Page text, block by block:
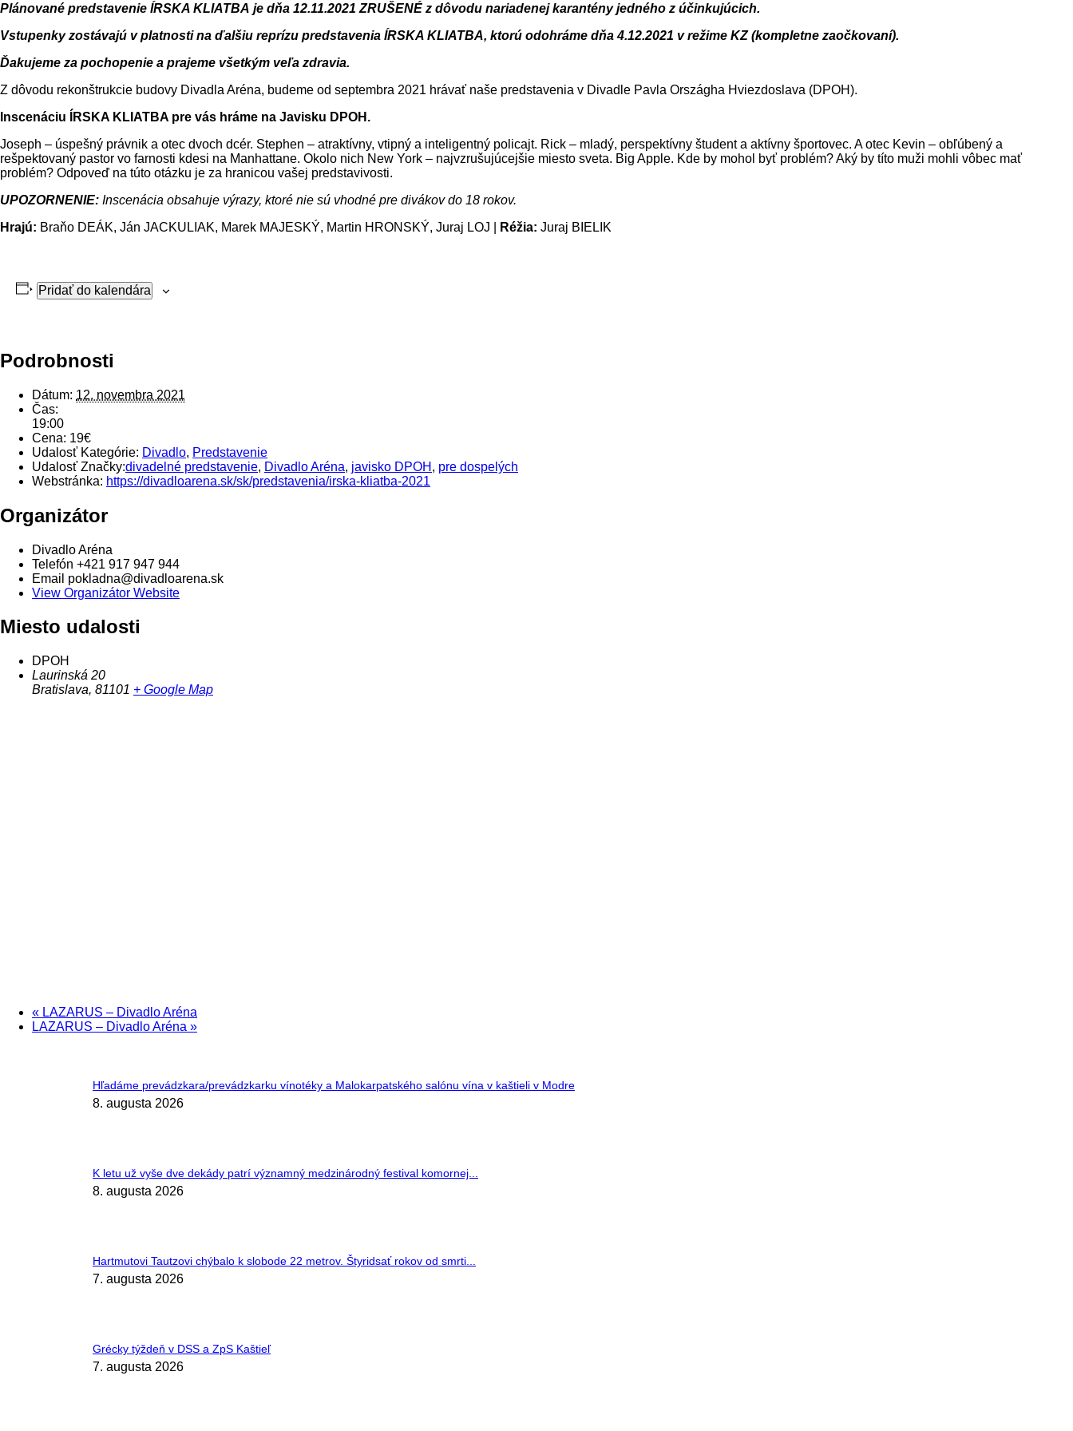
Plánované predstavenie ÍRSKA KLIATBA je dňa 12.11.2021 ZRUŠENÉ z dôvodu nariadenej karantény jedného z účinkujúcich.
Vstupenky zostávajú v platnosti na ďalšiu reprízu predstavenia ÍRSKA KLIATBA, ktorú odohráme dňa 4.12.2021 v režime KZ (kompletne zaočkovaní).
Ďakujeme za pochopenie a prajeme všetkým veľa zdravia.
Z dôvodu rekonštrukcie budovy Divadla Aréna, budeme od septembra 2021 hrávať naše predstavenia v Divadle Pavla Országha Hviezdoslava (DPOH).
Inscenáciu ÍRSKA KLIATBA pre vás hráme na Javisku DPOH.
Joseph – úspešný právnik a otec dvoch dcér. Stephen – atraktívny, vtipný a inteligentný policajt. Rick – mladý, perspektívny študent a aktívny športovec. A otec Kevin – obľúbený a
rešpektovaný pastor vo farnosti kdesi na Manhattane. Okolo nich New York – najvzrušujúcejšie miesto sveta. Big Apple. Kde by mohol byť problém? Aký by títo muži mohli vôbec mať
problém? Odpoveď na túto otázku je za hranicou vašej predstavivosti.
UPOZORNENIE: Inscenácia obsahuje výrazy, ktoré nie sú vhodné pre divákov do 18 rokov.
Hrajú: Braňo DEÁK, Ján JACKULIAK, Marek MAJESKÝ, Martin HRONSKÝ, Juraj LOJ | Réžia: Juraj BIELIK
Pridať do kalendára
Podrobnosti
Dátum: 12. novembra 2021
Čas:
19:00
Cena: 19€
Udalosť Kategórie: Divadlo, Predstavenie
Udalosť Značky:divadelné predstavenie, Divadlo Aréna, javisko DPOH , pre dospelých
Webstránka: https://divadloarena.sk/sk/predstavenia/irska-kliatba-2021
Organizátor
Divadlo Aréna
Telefón +421 917 947 944
Email pokladna@divadloarena.sk
View Organizátor Website
Miesto udalosti
DPOH
Laurinská 20
Bratislava, 81101 + Google Map
« LAZARUS – Divadlo Aréna
LAZARUS – Divadlo Aréna »
Hľadáme prevádzkara/prevádzkarku vínotéky a Malokarpatského salónu vína v kaštieli v Modre
8. augusta 2026
K letu už vyše dve dekády patrí významný medzinárodný festival komornej...
8. augusta 2026
Hartmutovi Tautzovi chýbalo k slobode 22 metrov. Štyridsať rokov od smrti...
7. augusta 2026
Grécky týždeň v DSS a ZpS Kaštieľ
7. augusta 2026